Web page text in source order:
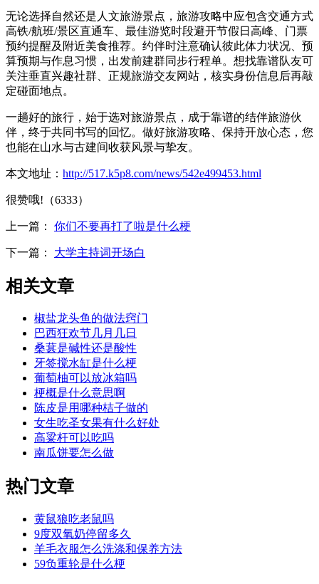
无论选择自然还是人文旅游景点，旅游攻略中应包含交通方式
高铁/航班/景区直通车、最佳游览时段避开节假日高峰、门票
预约提醒及附近美食推荐。约伴时注意确认彼此体力状况、预
算预期与作息习惯，出发前建群同步行程单。想找靠谱队友可
关注垂直兴趣社群、正规旅游交友网站，核实身份信息后再敲
定碰面地点。
一趟好的旅行，始于选对旅游景点，成于靠谱的结伴旅游伙
伴，终于共同书写的回忆。做好旅游攻略、保持开放心态，您
也能在山水与古建间收获风景与挚友。
本文地址： http://517.k5p8.com/news/542e499453.html
很赞哦!（6333）
上一篇： 你们不要再打了啦是什么梗
下一篇： 大学主持词开场白
相关文章
椒盐龙头鱼的做法窍门
巴西狂欢节几月几日
桑葚是碱性还是酸性
牙签搅水缸是什么梗
葡萄柚可以放冰箱吗
梗概是什么意思啊
陈皮是用哪种桔子做的
女生吃圣女果有什么好处
高粱杆可以吃吗
南瓜饼要怎么做
热门文章
黄鼠狼吃老鼠吗
9度双氧奶停留多久
羊毛衣服怎么洗涤和保养方法
59负重轮是什么梗